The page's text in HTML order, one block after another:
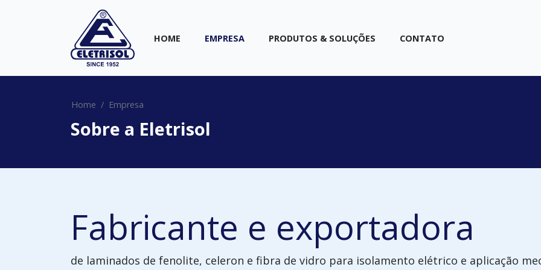
HOME EMPRESA PRODUTOS & SOLUÇÕES CONTATO
Home Empresa
Sobre a Eletrisol
Fabricante e exportadora
de laminados de fenolite, celeron e fibra de vidro para isolamento elétrico e aplicação